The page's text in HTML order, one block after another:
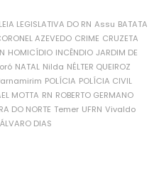
LEGISLATIVA DO RN Assu BATATA
AZEVEDO CRIME CRUZETA
HOMICÍDIO INCÊNDIO JARDIM DE
NATAL Nilda NÉLTER QUEIROZ
POLÍCIA POLÍCIA CIVIL
MOTTA RN ROBERTO GERMANO
DO NORTE Temer UFRN Vivaldo
ÁLVARO DIAS